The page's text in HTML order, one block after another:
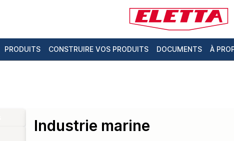
PRODUITS CONSTRUIRE VOS PRODUITS DOCUMENTS À
Industrie marine